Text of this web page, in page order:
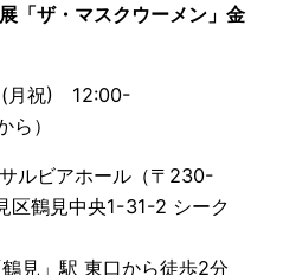
「ザ・マスクウーメン」金
(月祝) 12:00-
）
ルビアホール（〒230-
区鶴見中央1-31-2 シーク
見」駅 東口から徒歩2分